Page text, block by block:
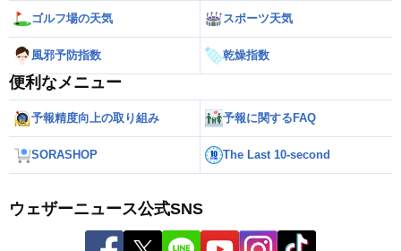
ゴルフ場の天気 スポーツ天気
風邪予防指数 乾燥指数
便利なメニュー
予報精度向上の取り組み 予報に関するFAQ
SORASHOP The Last 10-second
ウェザーニュース公式SNS